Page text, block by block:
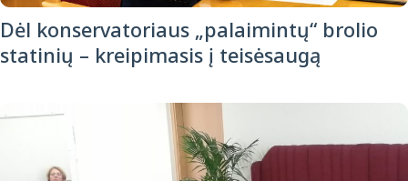
Dėl konservatoriaus „palaimintų“ brolio
statinių – kreipimasis į teisėsaugą